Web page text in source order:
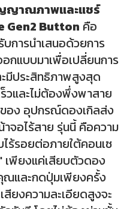
ญาณภาพและแชร์
Gen2 Button คือ
การนำเสนอด้วยการ
กแบบมาเพื่อเปลี่ยนการ
ะมีประสิทธิภาพสูงสุด
ร็วและไม่ต้องพึ่งพาสาย
ง อุปกรณ์ดองเกิลส่ง
อไร้สาย รุ่นนี้ คือความ
ไร้รอยต่อภายใต้คอนเซ
พียงแค่เสียบตัวดอง
ณและกดปุ่มเพียงครั้ง
งความละเอียดสูงจะ